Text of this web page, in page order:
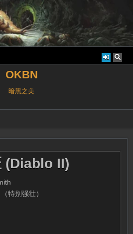
OKBN
暗黑之美
(Diablo II)
特别强壮）